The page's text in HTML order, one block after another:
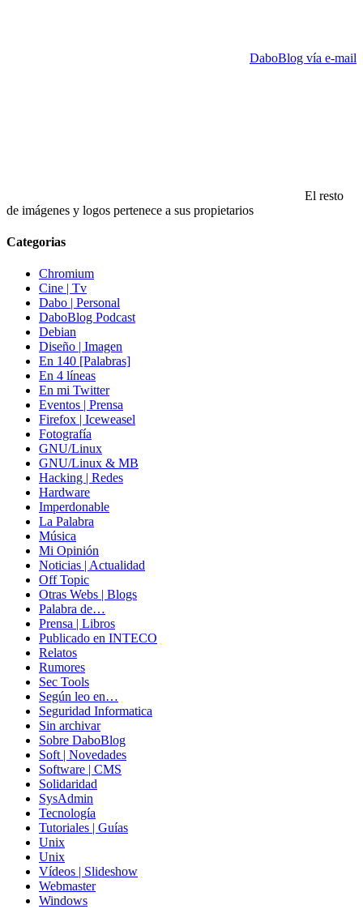
DaboBlog vía e-mail
El resto
de imágenes y logos pertenece a sus propietarios
Categorias
Chromium
Cine | Tv
Dabo | Personal
DaboBlog Podcast
Debian
Diseño | Imagen
En 140 [Palabras]
En 4 líneas
En mi Twitter
Eventos | Prensa
Firefox | Iceweasel
Fotografía
GNU/Linux
GNU/Linux & MB
Hacking | Redes
Hardware
Imperdonable
La Palabra
Música
Mi Opinión
Noticias | Actualidad
Off Topic
Otras Webs | Blogs
Palabra de…
Prensa | Libros
Publicado en INTECO
Relatos
Rumores
Sec Tools
Según leo en…
Seguridad Informatica
Sin archivar
Sobre DaboBlog
Soft | Novedades
Software | CMS
Solidaridad
SysAdmin
Tecnología
Tutoriales | Guías
Unix
Unix
Vídeos | Slideshow
Webmaster
Windows